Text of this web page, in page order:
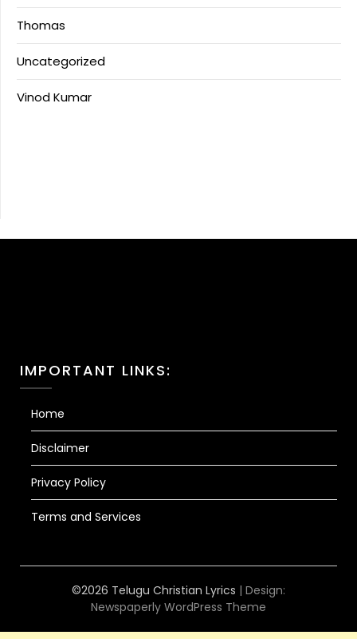
Thomas
Uncategorized
Vinod Kumar
IMPORTANT LINKS:
Home
Disclaimer
Privacy Policy
Terms and Services
©2026 Telugu Christian Lyrics | Design:
Newspaperly WordPress Theme